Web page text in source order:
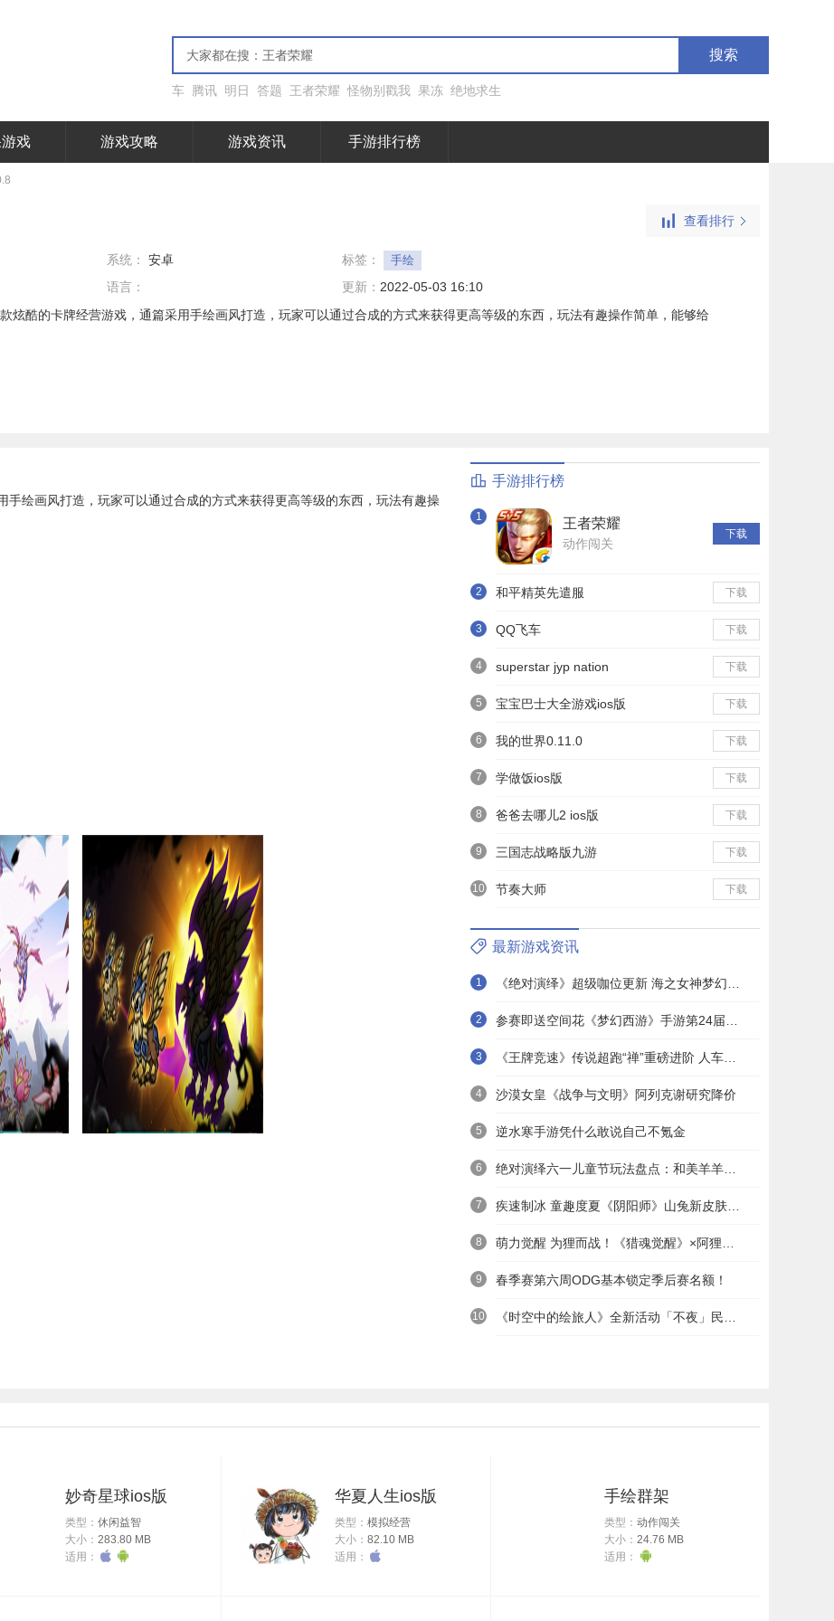
搜索
车 腾讯 明日 答题 王者荣耀 怪物别戳我 果冻 绝地求生
戏 游戏攻略 游戏资讯 手游排行榜
系统： 安卓 标签： 手绘
语言： 更新： 2022-05-03 16:10
款炫酷的卡牌经营游戏，通篇采用手绘画风打造，玩家可以通过合成的方式来获得更高等级的东西，玩法有趣操作简单，能够给
查看排行
绘画风打造，玩家可以通过合成的方式来获得更高等级的东西，玩法有趣操
手游排行榜
1 王者荣耀
动作闯关
下载
2 和平精英先遣服 下载
3 QQ飞车 下载
4 superstar jyp nation 下载
5 宝宝巴士大全游戏ios版 下载
6 我的世界0.11.0 下载
7 学做饭ios版 下载
8 爸爸去哪儿2 ios版 下载
9 三国志战略版九游 下载
10 节奏大师 下载
最新游戏资讯
1
2
3
4 沙漠女皇《战争与文明》阿列克谢研究降价
5 逆水寒手游凭什么敢说自己不氪金
6
7
8
9 春季赛第六周ODG基本锁定季后赛名额！
10
妙奇星球ios版
类型： 休闲益智
大小： 283.80 MB
适用：
华夏人生ios版
类型： 模拟经营
大小： 82.10 MB
适用：
手绘群架
类型： 动作闯关
大小： 24.76 MB
适用：